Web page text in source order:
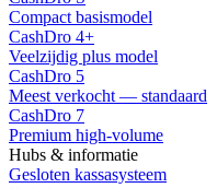
Compact basismodel
CashDro 4+
Veelzijdig plus model
CashDro 5
Meest verkocht — standaard
CashDro 7
Premium high-volume
Hubs & informatie
Gesloten kassasysteem